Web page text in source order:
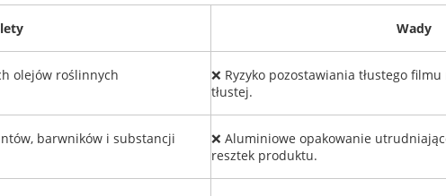
Wady
olejów roślinnych
❌ Ryzyko pozostawiania tłustego
tłustej.
barwników i substancji
❌ Aluminiowe opakowanie
resztek produktu.